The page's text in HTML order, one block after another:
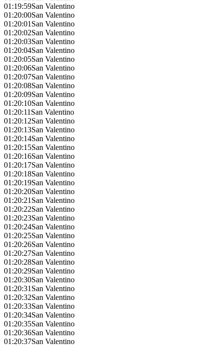
01:19:59San Valentino
01:20:00San Valentino
01:20:01San Valentino
01:20:02San Valentino
01:20:03San Valentino
01:20:04San Valentino
01:20:05San Valentino
01:20:06San Valentino
01:20:07San Valentino
01:20:08San Valentino
01:20:09San Valentino
01:20:10San Valentino
01:20:11San Valentino
01:20:12San Valentino
01:20:13San Valentino
01:20:14San Valentino
01:20:15San Valentino
01:20:16San Valentino
01:20:17San Valentino
01:20:18San Valentino
01:20:19San Valentino
01:20:20San Valentino
01:20:21San Valentino
01:20:22San Valentino
01:20:23San Valentino
01:20:24San Valentino
01:20:25San Valentino
01:20:26San Valentino
01:20:27San Valentino
01:20:28San Valentino
01:20:29San Valentino
01:20:30San Valentino
01:20:31San Valentino
01:20:32San Valentino
01:20:33San Valentino
01:20:34San Valentino
01:20:35San Valentino
01:20:36San Valentino
01:20:37San Valentino